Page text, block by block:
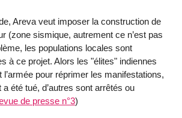
Areva veut imposer la construction de
(zone sismique, autrement ce n’est pas
les populations locales sont
à ce projet. Alors les "élites" indiennes
l’armée pour réprimer les manifestations,
été tué, d’autres sont arrêtés ou
de presse n°3)